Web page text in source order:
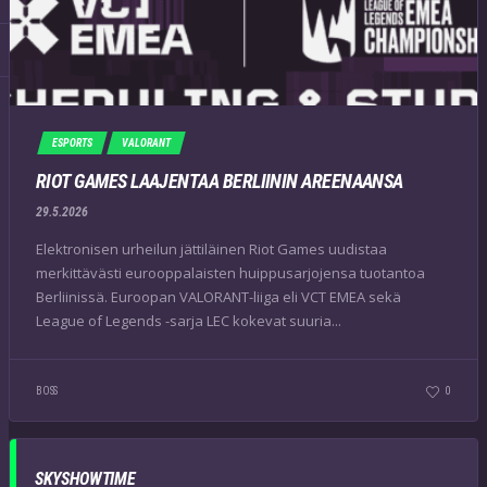
ESPORTS VALORANT
RIOT GAMES LAAJENTAA BERLIININ AREENAANSA
29.5.2026
Elektronisen urheilun jättiläinen Riot Games uudistaa
merkittävästi eurooppalaisten huippusarjojensa tuotantoa
Berliinissä. Euroopan VALORANT-liiga eli VCT EMEA sekä
League of Legends -sarja LEC kokevat suuria...
BOSS 0
SKYSHOWTIME